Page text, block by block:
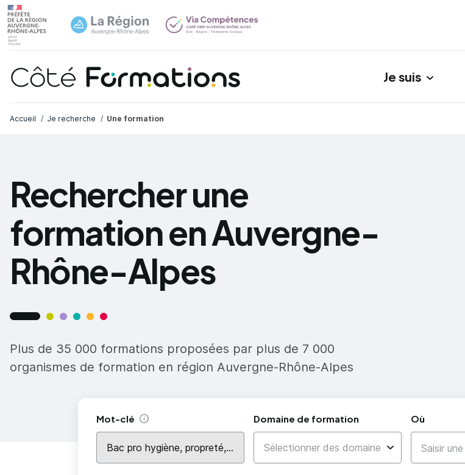
Je suis
Accueil Je recherche Une formation
Rechercher une
formation en Auvergne-
Rhône-Alpes
Plus de 35 000 formations proposées par plus de 7 000
organismes de formation en région Auvergne-Rhône-Alpes
Mot-clé Aide Domaine de formation Où